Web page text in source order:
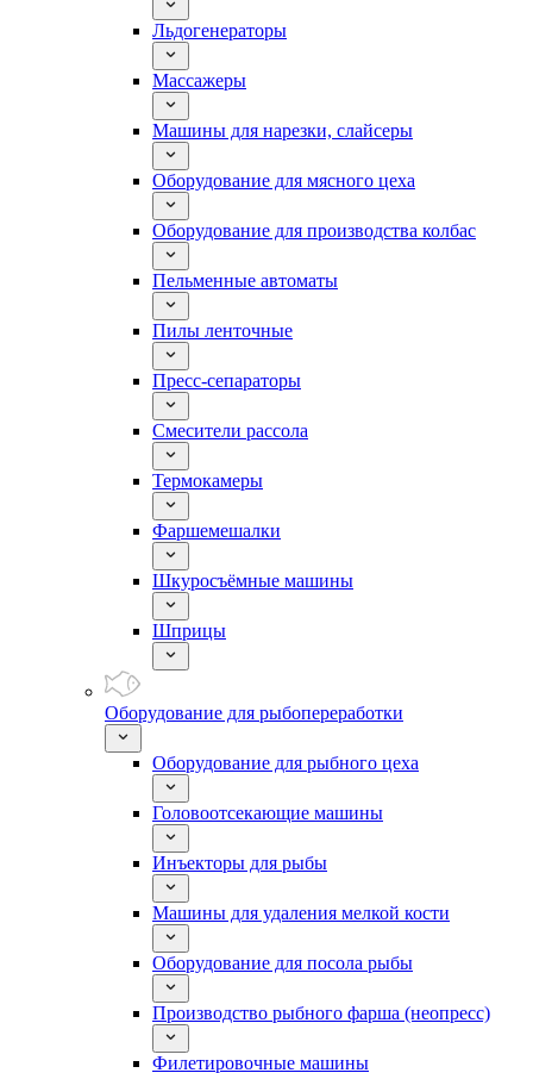
Льдогенераторы
Массажеры
Машины для нарезки, слайсеры
Оборудование для мясного цеха
Оборудование для производства колбас
Пельменные автоматы
Пилы ленточные
Пресс-сепараторы
Смесители рассола
Термокамеры
Фаршемешалки
Шкуросъёмные машины
Шприцы
Оборудование для рыбопереработки
Оборудование для рыбного цеха
Головоотсекающие машины
Инъекторы для рыбы
Машины для удаления мелкой кости
Оборудование для посола рыбы
Производство рыбного фарша (неопресс)
Филетировочные машины